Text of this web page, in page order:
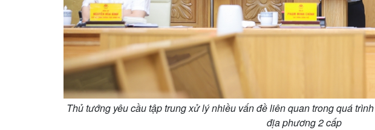
Thủ tướng yêu cầu tập trung xử lý nhiều vấn đề liên quan trong quá
địa phương 2 cấp